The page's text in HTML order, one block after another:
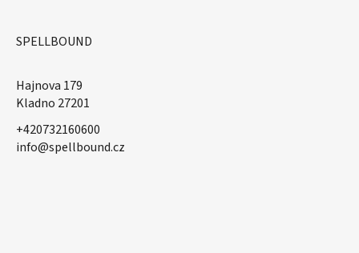
SPELLBOUND
Hajnova 179
Kladno 27201
+420732160600
​info@spellbound.cz